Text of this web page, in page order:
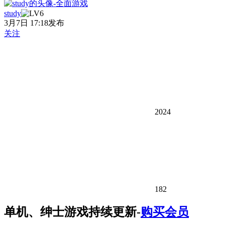
study
3月7日 17:18发布
关注
2024
182
单机、绅士游戏持续更新-购买会员